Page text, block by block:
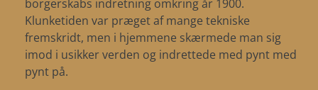
borgerskabs indretning omkring år 1900.
Klunketiden var præget af mange tekniske
fremskridt, men i hjemmene skærmede man sig
imod i usikker verden og indrettede med pynt med
pynt på.